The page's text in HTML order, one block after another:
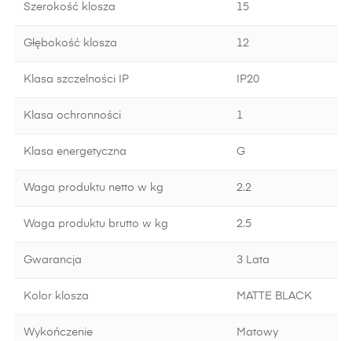
Szerokość klosza 15
Głębokość klosza 12
Klasa szczelności IP IP20
Klasa ochronności 1
Klasa energetyczna G
Waga produktu netto w kg 2.2
Waga produktu brutto w kg 2.5
Gwarancja 3 Lata
Kolor klosza MATTE BLACK
Wykończenie Matowy